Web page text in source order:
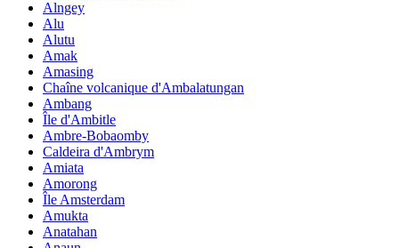
Alngey
Alu
Alutu
Amak
Amasing
Chaîne volcanique d'Ambalatungan
Ambang
Île d'Ambitle
Ambre-Bobaomby
Caldeira d'Ambrym
Amiata
Amorong
Île Amsterdam
Amukta
Anatahan